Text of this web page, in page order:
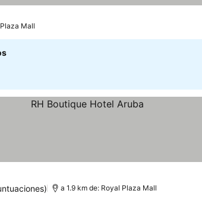
Mall
a 1.9 km de: Royal Plaza Mall